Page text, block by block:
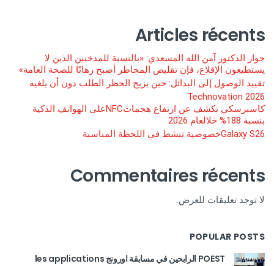
Articles récents
حوار الدكتور آمن الله المسعدي: «بالنسبة للمدخنين الذين لا
يستطيعون الإقلاع، فإن تقليص المخاطر أصبح رهانًا للصحة العامة»
تقييد الوصول إلى البدائل: حين يزيح الحظر الطلب دون أن يلغيه
Technovation 2026
كاسبرسكي تكشف عن ارتفاع هجماتNFCعلى الهواتف الذكية
بنسبة 188% خلالعام 2026
Galaxy S26خصوصية تنشط في اللحظة المناسبة
Commentaires récents
لا توجد تعليقات للعرض.
POPULAR POSTS
POEST الرابحين في مسابقة اورونج les applications